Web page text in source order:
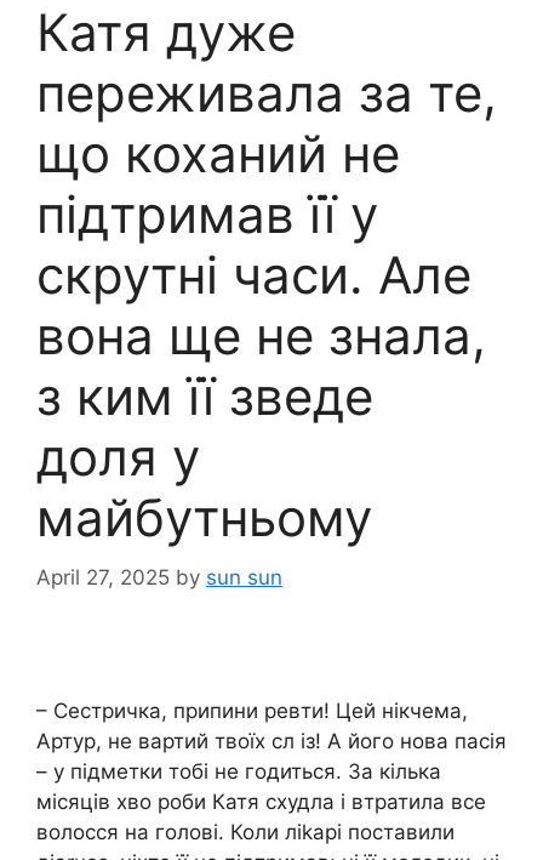
Катя дуже
переживала за те,
що коханий не
підтримав її у
скрутні часи. Але
вона ще не знала,
з ким її зведе
доля у
майбутньому
April 27, 2025 by sun sun
– Сестричка, припини ревти! Цей нікчема,
Артур, не вартий твоїх сл із! А його нова пасія
– у підметки тобі не годиться. За кілька
місяців хво роби Катя схудла і втратила все
волосся на голові. Коли ліkарі поставили